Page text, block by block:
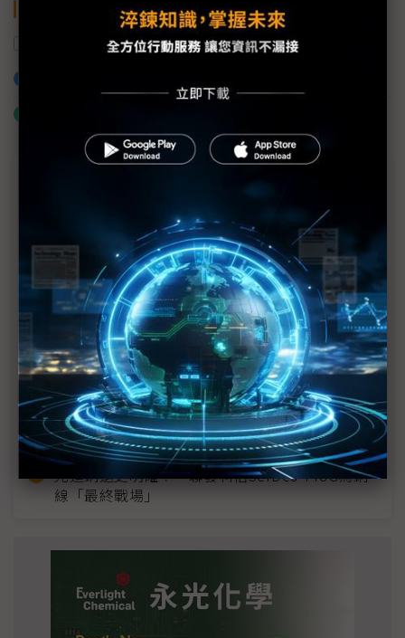
三星電子 南科園區
MLCC訂單過熱、出貨比創高 村田示警全球AI基
建熱潮將趨緩
2027全年記憶體產能提前售罄 買家「祕而不
宣」只怕買不夠
英特爾EMIB良率達標 聯發科第2代ASIC產品
2028準時量產
SpaceX晶片採購大轉向 Elon Musk捨超微全面
採用NVIDIA
光進銅退更明確？ 聯發科估SerDes 448G為銅
線「最終戰場」